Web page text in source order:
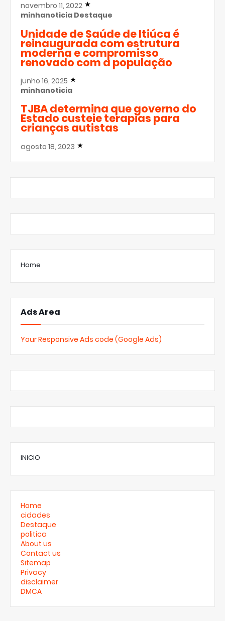
novembro 11, 2022
minhanoticia Destaque
Unidade de Saúde de Itiúca é
reinaugurada com estrutura
moderna e compromisso
renovado com a população
junho 16, 2025
minhanoticia
TJBA determina que governo do
Estado custeie terapias para
crianças autistas
agosto 18, 2023
Home
Ads Area
Your Responsive Ads code (Google Ads)
INICIO
Home
cidades
Destaque
politica
About us
Contact us
Sitemap
Privacy
disclaimer
DMCA